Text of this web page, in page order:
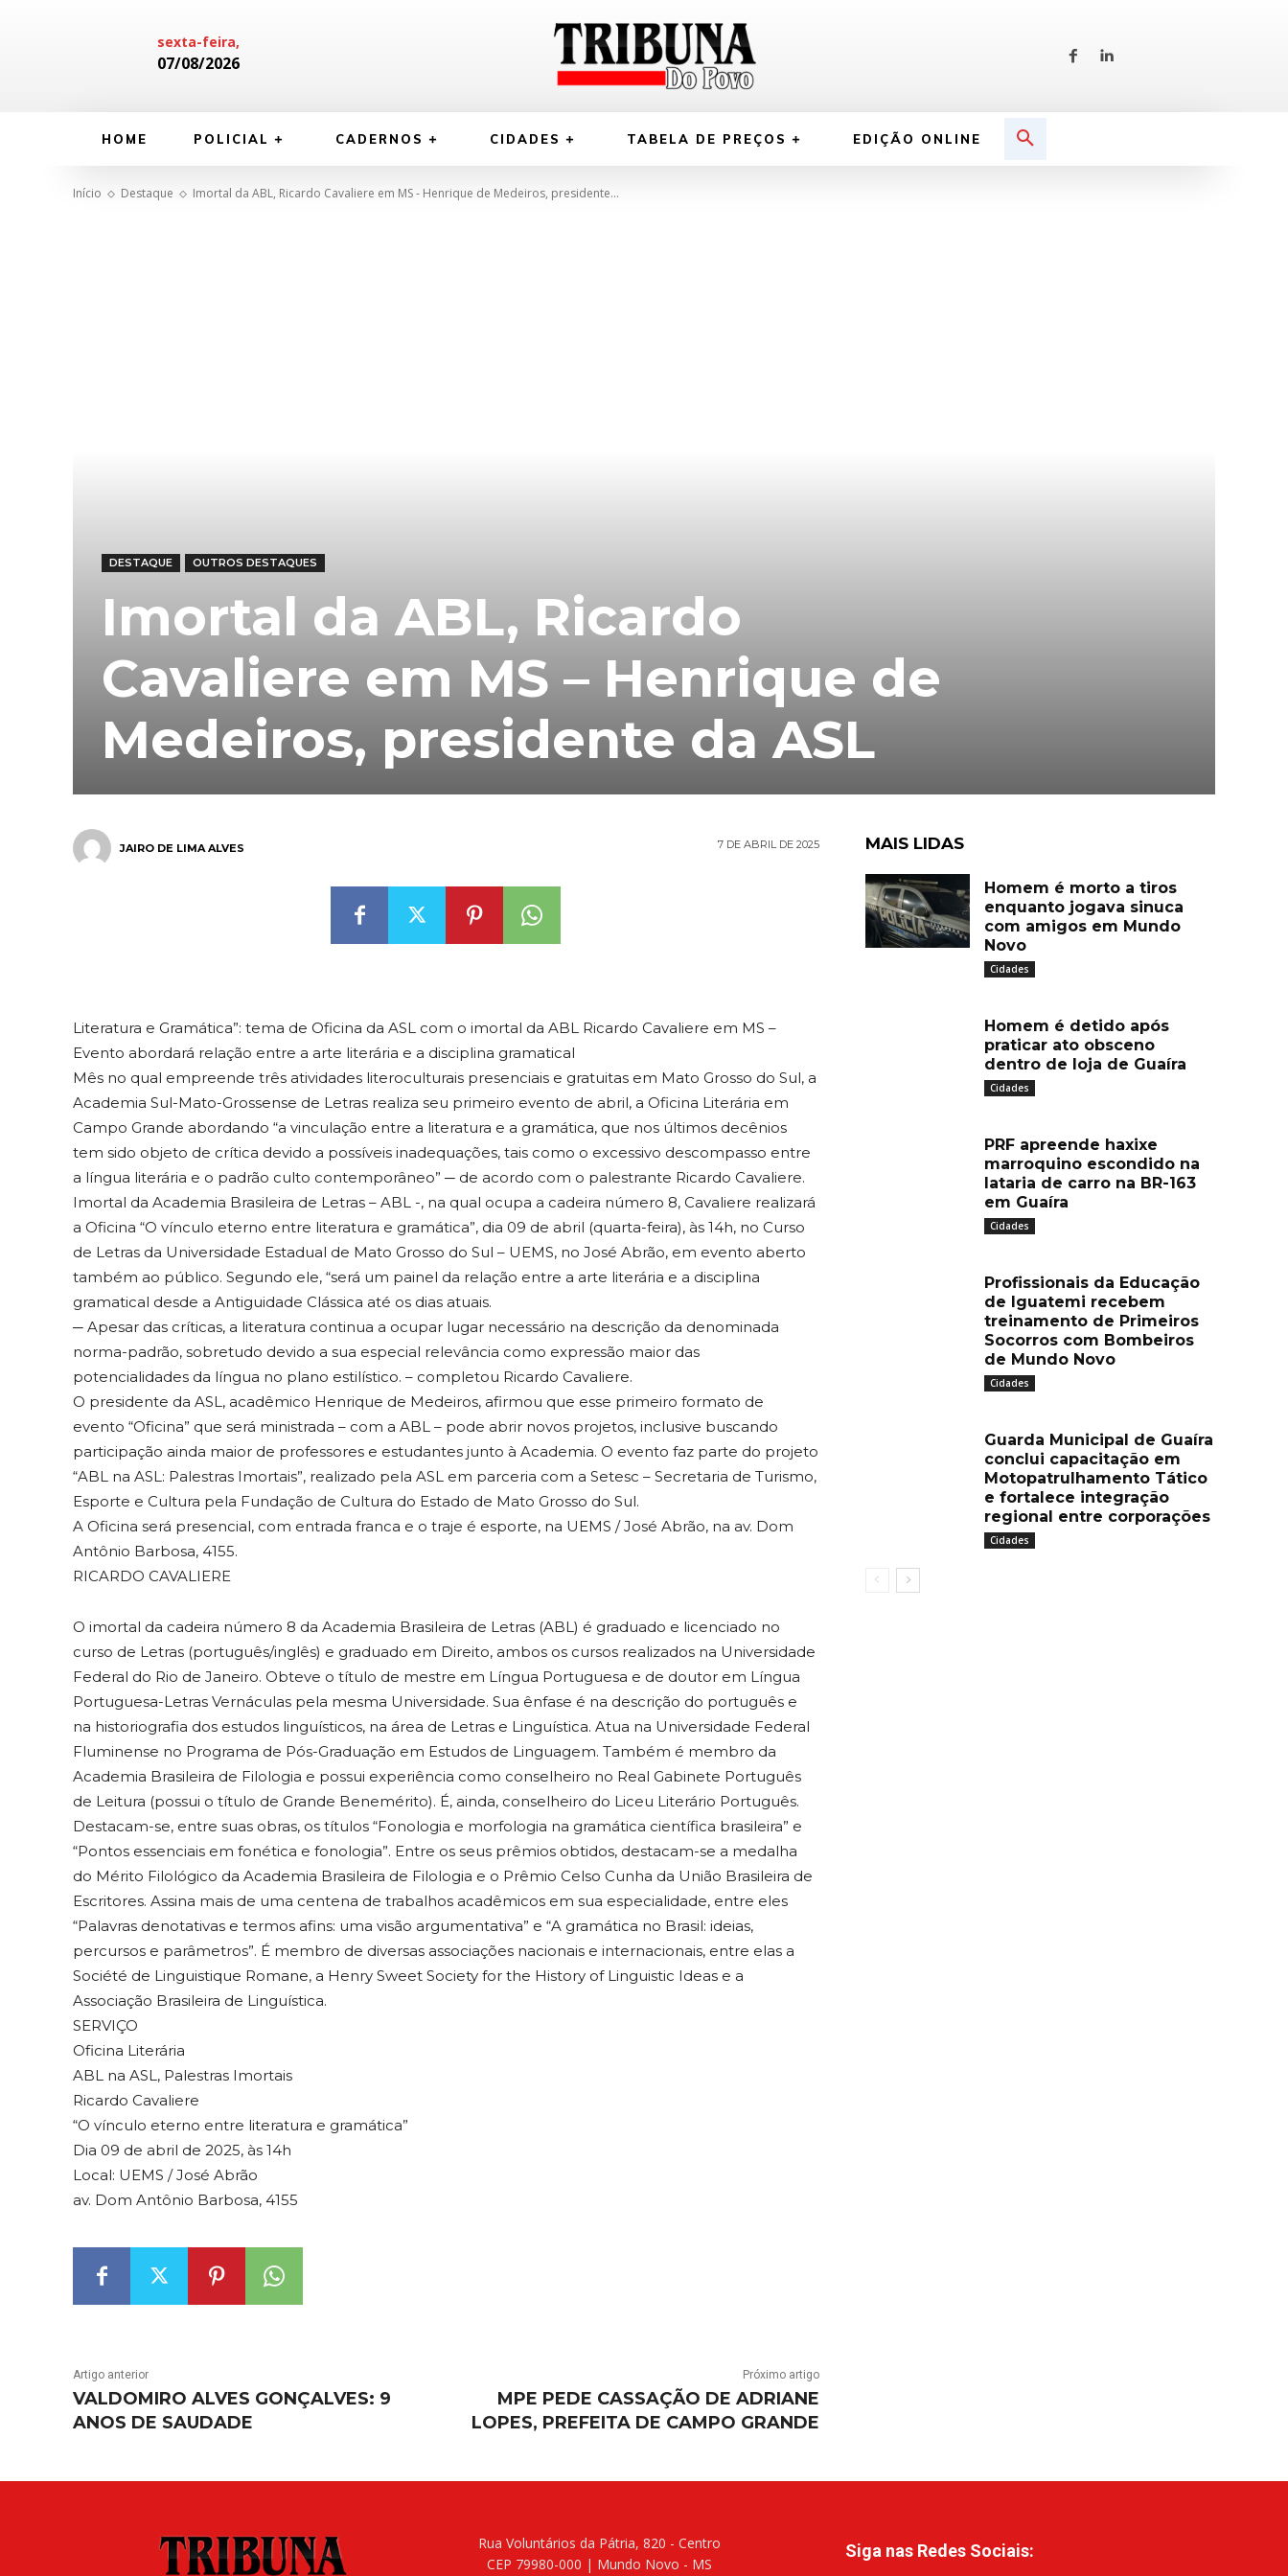
sexta-feira,
07/08/2026
HOME POLICIAL CADERNOS CIDADES TABELA DE PREÇOS EDIÇÃO ONLINE
Início Destaque Imortal da ABL, Ricardo Cavaliere em MS - Henrique de Medeiros, presidente...
DESTAQUE OUTROS DESTAQUES
Imortal da ABL, Ricardo
Cavaliere em MS – Henrique de
Medeiros, presidente da ASL
JAIRO DE LIMA ALVES 7 DE ABRIL DE 2025
Literatura e Gramática”: tema de Oficina da ASL com o imortal da ABL Ricardo Cavaliere em MS –
Evento abordará relação entre a arte literária e a disciplina gramatical
Mês no qual empreende três atividades literoculturais presenciais e gratuitas em Mato Grosso do Sul, a
Academia Sul-Mato-Grossense de Letras realiza seu primeiro evento de abril, a Oficina Literária em
Campo Grande abordando “a vinculação entre a literatura e a gramática, que nos últimos decênios
tem sido objeto de crítica devido a possíveis inadequações, tais como o excessivo descompasso entre
a língua literária e o padrão culto contemporâneo” ─ de acordo com o palestrante Ricardo Cavaliere.
Imortal da Academia Brasileira de Letras – ABL -, na qual ocupa a cadeira número 8, Cavaliere realizará
a Oficina “O vínculo eterno entre literatura e gramática”, dia 09 de abril (quarta-feira), às 14h, no Curso
de Letras da Universidade Estadual de Mato Grosso do Sul – UEMS, no José Abrão, em evento aberto
também ao público. Segundo ele, “será um painel da relação entre a arte literária e a disciplina
gramatical desde a Antiguidade Clássica até os dias atuais.
─ Apesar das críticas, a literatura continua a ocupar lugar necessário na descrição da denominada
norma-padrão, sobretudo devido a sua especial relevância como expressão maior das
potencialidades da língua no plano estilístico. – completou Ricardo Cavaliere.
O presidente da ASL, acadêmico Henrique de Medeiros, afirmou que esse primeiro formato de
evento “Oficina” que será ministrada – com a ABL – pode abrir novos projetos, inclusive buscando
participação ainda maior de professores e estudantes junto à Academia. O evento faz parte do projeto
“ABL na ASL: Palestras Imortais”, realizado pela ASL em parceria com a Setesc – Secretaria de Turismo,
Esporte e Cultura pela Fundação de Cultura do Estado de Mato Grosso do Sul.
A Oficina será presencial, com entrada franca e o traje é esporte, na UEMS / José Abrão, na av. Dom
Antônio Barbosa, 4155.
RICARDO CAVALIERE
O imortal da cadeira número 8 da Academia Brasileira de Letras (ABL) é graduado e licenciado no
curso de Letras (português/inglês) e graduado em Direito, ambos os cursos realizados na Universidade
Federal do Rio de Janeiro. Obteve o título de mestre em Língua Portuguesa e de doutor em Língua
Portuguesa-Letras Vernáculas pela mesma Universidade. Sua ênfase é na descrição do português e
na historiografia dos estudos linguísticos, na área de Letras e Linguística. Atua na Universidade Federal
Fluminense no Programa de Pós-Graduação em Estudos de Linguagem. Também é membro da
Academia Brasileira de Filologia e possui experiência como conselheiro no Real Gabinete Português
de Leitura (possui o título de Grande Benemérito). É, ainda, conselheiro do Liceu Literário Português.
Destacam-se, entre suas obras, os títulos “Fonologia e morfologia na gramática científica brasileira” e
“Pontos essenciais em fonética e fonologia”. Entre os seus prêmios obtidos, destacam-se a medalha
do Mérito Filológico da Academia Brasileira de Filologia e o Prêmio Celso Cunha da União Brasileira de
Escritores. Assina mais de uma centena de trabalhos acadêmicos em sua especialidade, entre eles
“Palavras denotativas e termos afins: uma visão argumentativa” e “A gramática no Brasil: ideias,
percursos e parâmetros”. É membro de diversas associações nacionais e internacionais, entre elas a
Société de Linguistique Romane, a Henry Sweet Society for the History of Linguistic Ideas e a
Associação Brasileira de Linguística.
SERVIÇO
Oficina Literária
ABL na ASL, Palestras Imortais
Ricardo Cavaliere
“O vínculo eterno entre literatura e gramática”
Dia 09 de abril de 2025, às 14h
Local: UEMS / José Abrão
av. Dom Antônio Barbosa, 4155
Artigo anterior
VALDOMIRO ALVES GONÇALVES: 9
ANOS DE SAUDADE
Próximo artigo
MPE PEDE CASSAÇÃO DE ADRIANE
LOPES, PREFEITA DE CAMPO GRANDE
MAIS LIDAS
Homem é morto a tiros
enquanto jogava sinuca
com amigos em Mundo
Novo
Cidades
Homem é detido após
praticar ato obsceno
dentro de loja de Guaíra
Cidades
PRF apreende haxixe
marroquino escondido na
lataria de carro na BR-163
em Guaíra
Cidades
Profissionais da Educação
de Iguatemi recebem
treinamento de Primeiros
Socorros com Bombeiros
de Mundo Novo
Cidades
Guarda Municipal de Guaíra
conclui capacitação em
Motopatrulhamento Tático
e fortalece integração
regional entre corporações
Cidades
Rua Voluntários da Pátria, 820 - Centro
CEP 79980-000 | Mundo Novo - MS
Siga nas Redes Sociais: